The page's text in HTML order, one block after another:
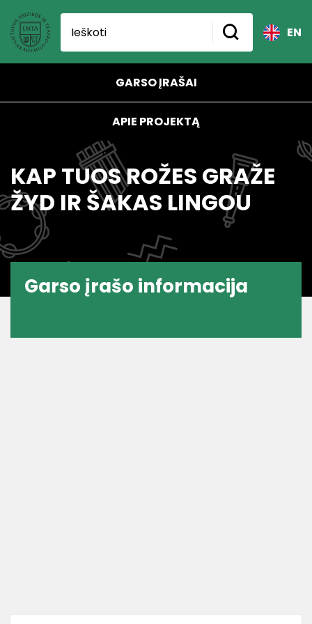
EN
GARSO ĮRAŠAI
APIE PROJEKTĄ
KAP TUOS ROŽES GRAŽE
ŽYD IR ŠAKAS LINGOU
Garso įrašo informacija